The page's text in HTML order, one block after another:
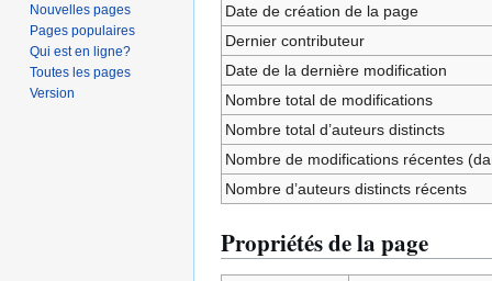
Date de création de la page
Dernier contributeur
Date de la dernière modification
Nombre total de modifications
Nombre total d’auteurs distincts
Nombre de modifications récentes
Nombre d’auteurs distincts récents
Propriétés de la page
Nouvelles pages
Pages populaires
Qui est en ligne?
Toutes les pages
Version